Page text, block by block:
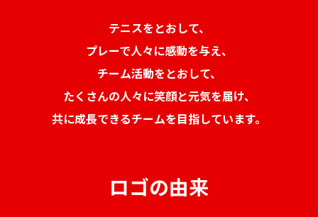
テニスをとおして、
プレーで人々に感動を与え、
チーム活動をとおして、
たくさんの人々に笑顔と元気を届け、
共に成長できるチームを目指しています。
ロゴの由来